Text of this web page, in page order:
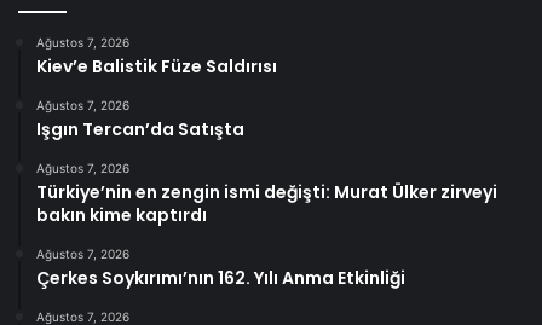
Ağustos 7, 2026
Kiev’e Balistik Füze Saldırısı
Ağustos 7, 2026
Işgın Tercan’da Satışta
Ağustos 7, 2026
Türkiye’nin en zengin ismi değişti: Murat Ülker zirveyi
bakın kime kaptırdı
Ağustos 7, 2026
Çerkes Soykırımı’nın 162. Yılı Anma Etkinliği
Ağustos 7, 2026